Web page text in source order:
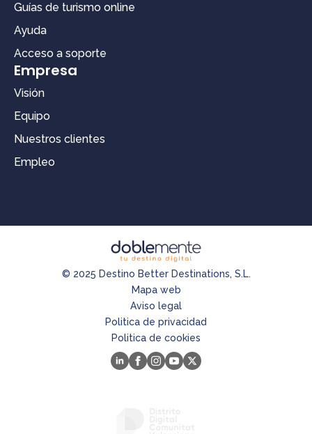
Guías de turismo online
Ayuda
Acceso a soporte
Empresa
Visión
Equipo
Nuestros clientes
Empleo
© 2025 Destino Better Destinations, S.L.
Mapa web
Aviso legal
Politica de privacidad
Politica de cookies